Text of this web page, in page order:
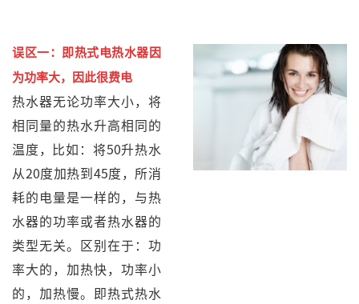
误区一：即热式电热水器因
为功率大，因此很费电
热水器无论功率大小，将
相同量的热水升高相同的
温度，比如：将50升热水
从20度加热到45度，所消
耗的电量是一样的，与热
水器的功率或者热水器的
类型无关。区别在于：功
率大的，加热快，功率小
的，加热慢。
即热式热水